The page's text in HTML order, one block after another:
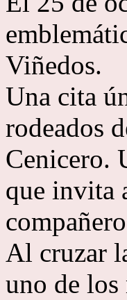
Viñedos.
Una cita
rodeados
Cenicero.
que invita
Al cruzar
uno de los